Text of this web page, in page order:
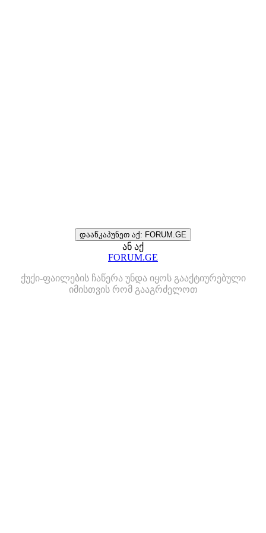
დააწკაპუნეთ აქ: FORUM.GE
ან აქ
FORUM.GE
ქუქი-ფაილების ჩაწერა უნდა იყოს გააქტიურებული
იმისთვის რომ გააგრძელოთ